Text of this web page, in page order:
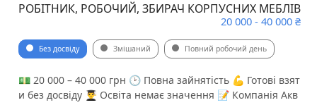
РОБІТНИК, РОБОЧИЙ, ЗБИРАЧ КОРПУСНИХ МЕБЛІВ
20 000 - 40 000 ₴
Без досвіду Змішаний Повний робочий день
💵 20 000 – 40 000 грн 🕑 Повна зайнятість 💪 Готові взят
и без досвіду 👨‍🎓 Освіта немає значення 📝 Компанія Акв